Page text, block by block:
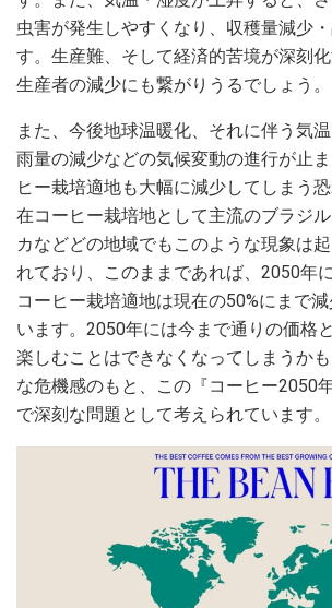
虫害が発生しやすくなり、収穫量減少
す。生産難、そして経済的苦境が深刻
生産者の減少にも繋がりうるでしょう。
また、今後地球温暖化、それに伴う気
雨量の減少などの気候変動の進行が止
ヒー栽培適地も大幅に減少してしまう
在コーヒー栽培地として主流のブラジ
カなどどの地域でもこのような現象は
れており、このままであれば、2050年
コーヒー栽培適地は現在の50%にまで
います。2050年には今まで通りの価格
楽しむことはできなくなってしまうか
な危機感のもと、この『コーヒー2050
で深刻な問題として考えられています。